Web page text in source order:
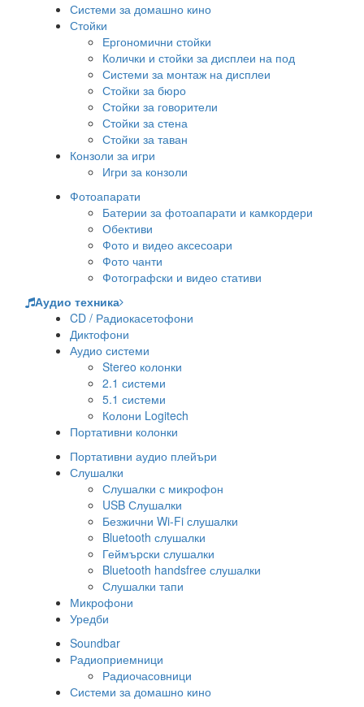
Системи за домашно кино
Стойки
Ергономични стойки
Колички и стойки за дисплеи на под
Системи за монтаж на дисплеи
Стойки за бюро
Стойки за говорители
Стойки за стена
Стойки за таван
Конзоли за игри
Игри за конзоли
Фотоапарати
Батерии за фотоапарати и камкордери
Обективи
Фото и видео аксесоари
Фото чанти
Фотографски и видео стативи
Аудио техника
CD / Радиокасетофони
Диктофони
Аудио системи
Stereo колонки
2.1 системи
5.1 системи
Колони Logitech
Портативни колонки
Портативни аудио плейъри
Слушалки
Слушалки с микрофон
USB Слушалки
Безжични Wi-Fi слушалки
Bluetooth слушалки
Геймърски слушалки
Bluetooth handsfree слушалки
Слушалки тапи
Микрофони
Уредби
Soundbar
Радиоприемници
Радиочасовници
Системи за домашно кино